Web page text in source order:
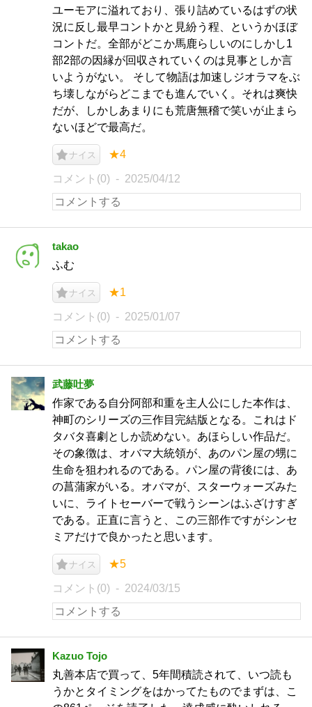
ユーモアに溢れており、張り詰めているはずの状
況に反し最早コントかと見紛う程、というかほぼ
コントだ。全部がどこか馬鹿らしいのにしかし1
部2部の因縁が回収されていくのは見事としか言
いようがない。 そして物語は加速しジオラマをぶ
ち壊しながらどこまでも進んでいく。それは爽快
だが、しかしあまりにも荒唐無稽で笑いが止まら
ないほどで最高だ。
ナイス ★4
コメント(0) 2025/04/12
takao
ふむ
ナイス ★1
コメント(0) 2025/01/07
武藤吐夢
作家である自分阿部和重を主人公にした本作は、
神町のシリーズの三作目完結版となる。これはド
タバタ喜劇としか読めない。あほらしい作品だ。
その象徴は、オバマ大統領が、あのパン屋の甥に
生命を狙われるのである。パン屋の背後には、あ
の菖蒲家がいる。オバマが、スターウォーズみた
いに、ライトセーバーで戦うシーンはふざけすぎ
である。正直に言うと、この三部作ですがシンセ
ミアだけで良かったと思います。
ナイス ★5
コメント(0) 2024/03/15
Kazuo Tojo
丸善本店で買って、5年間積読されて、いつ読も
うかとタイミングをはかってたものでまずは、こ